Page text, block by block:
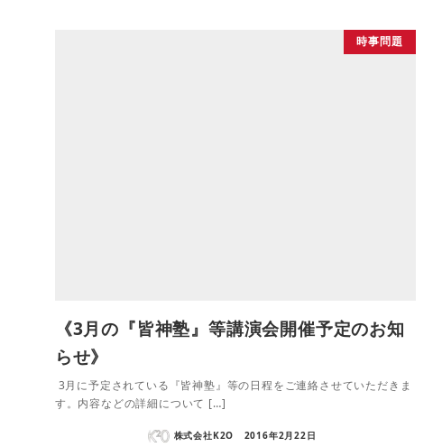
時事問題
《3月の『皆神塾』等講演会開催予定のお知
らせ》
3月に予定されている『皆神塾』等の日程をご連絡させていただきま
す。内容などの詳細について […]
株式会社K2O 2016年2月22日